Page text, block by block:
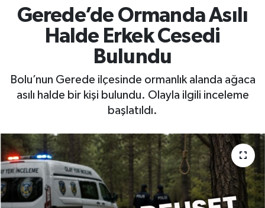
Gerede’de Ormanda Asılı
Halde Erkek Cesedi
Bulundu
Bolu’nun Gerede ilçesinde ormanlık alanda ağaca
asılı halde bir kişi bulundu. Olayla ilgili inceleme
başlatıldı.